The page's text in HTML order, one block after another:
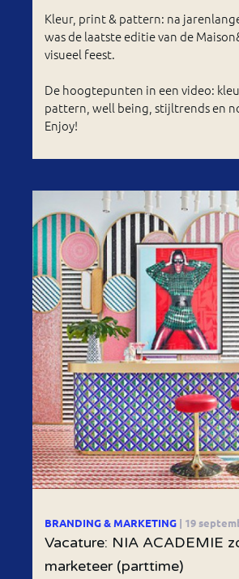
Kleur, print & pattern: na
was de laatste editie van de
visueel feest.
De hoogtepunten in een video:
pattern, well being, stijltrends en
Enjoy!
BRANDING & MARKETING | 19
Vacature: NIA ACADEMIE
marketeer (parttime)